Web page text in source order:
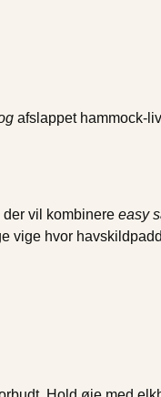
afslappet hammock-
vil kombinere easy
vige hvor